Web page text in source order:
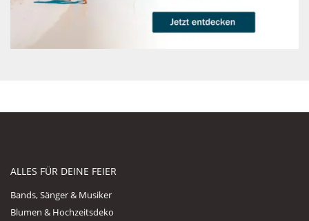
ALLES FÜR DEINE FEIER
Bands, Sänger & Musiker
Blumen & Hochzeitsdeko